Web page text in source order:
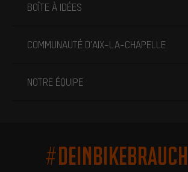
BOÎTE À IDÉES
COMMUNAUTÉ D'AIX-LA-CHAPELLE
NOTRE ÉQUIPE